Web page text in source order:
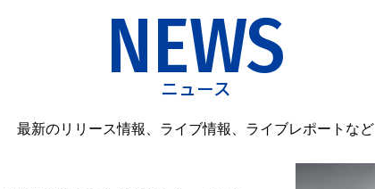
NEWS
ニュース
最新のリリース情報、ライブ情報、ライブレポートなど